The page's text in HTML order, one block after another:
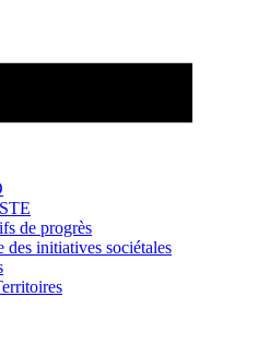
de progrès
des initiatives sociétales